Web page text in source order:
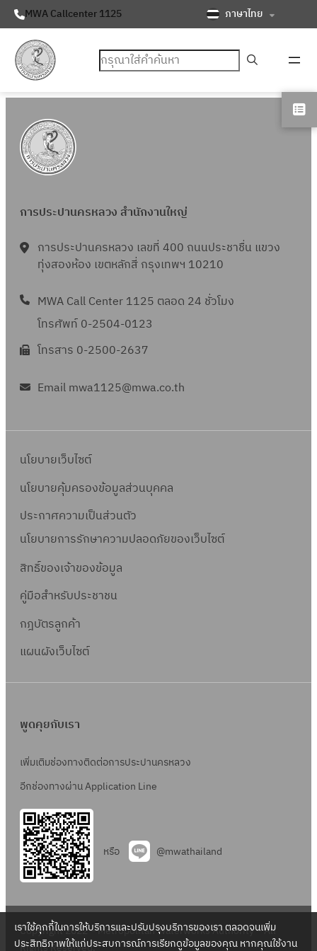
MWA Callcenter 1125 ภาษาไทย
ค้นหา
การประปานครหลวง สำนักงานใหญ่
การประปานครหลวง เลขที่ 400 ถนนประชาชื่น แขวง
ทุ่งสองห้อง เขตหลักสี่ กรุงเทพฯ 10210
MWA Call Center 1125 ตลอด 24 ชั่วโมง
โทรศัพท์ 0-2504-0123
โทรสาร 0-2500-2637
Email mwa1125@mwa.co.th
นโยบายเว็บไซต์
นโยบายคุ้มครองข้อมูลส่วนบุคคล
ประกาศความเป็นส่วนตัว
นโยบายการรักษาความปลอดภัยของเว็บไซต์
สิทธิ์ของเจ้าของข้อมูล
คู่มือสำหรับประชาชน
กฎบัตรลูกค้า
แผนผังเว็บไซต์
พูดคุยกับเรา
เพิ่มเติมช่องทางติดต่อการประปานครหลวง
อีกช่องทางผ่าน Application Line
หรือ @mwathailand
Copyright 2022 – Metropolitan Waterworks Authority – All
เราใช้คุกกี้ในการให้บริการและปรับปรุงบริการของเรา ตลอดจนเพิ่ม
ประสิทธิภาพให้แก่ประสบการณ์การเรียกดูข้อมูลของคุณ หากคุณใช้งาน